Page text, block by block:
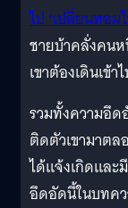
ไป ‘เปลี่ยนทอม
ชายบ้าคลั่งคน
เขาต้องเดินเข้
รวมทั้งความอึ
ติดตัวเขามาตล
ได้แจ้งเกิดและ
อึดอัดนี้ในบทคว